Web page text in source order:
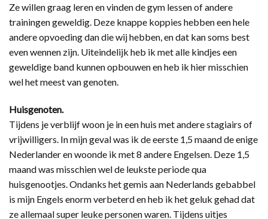
Ze willen graag leren en vinden de gym lessen of andere
trainingen geweldig. Deze knappe koppies hebben een hele
andere opvoeding dan die wij hebben, en dat kan soms best
even wennen zijn. Uiteindelijk heb ik met alle kindjes een
geweldige band kunnen opbouwen en heb ik hier misschien
wel het meest van genoten.
Huisgenoten.
Tijdens je verblijf woon je in een huis met andere stagiairs of
vrijwilligers. In mijn geval was ik de eerste 1,5 maand de enige
Nederlander en woonde ik met 8 andere Engelsen. Deze 1,5
maand was misschien wel de leukste periode qua
huisgenootjes. Ondanks het gemis aan Nederlands gebabbel
is mijn Engels enorm verbeterd en heb ik het geluk gehad dat
ze allemaal super leuke personen waren. Tijdens uitjes